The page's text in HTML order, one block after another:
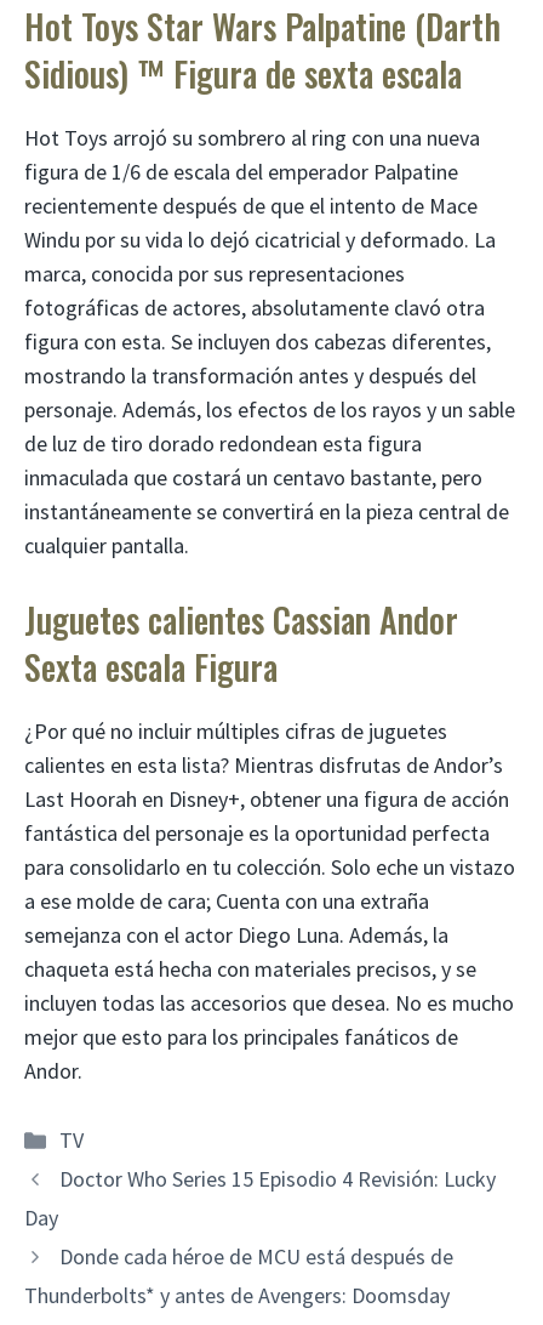
Hot Toys Star Wars Palpatine (Darth
Sidious) ™ Figura de sexta escala
Hot Toys arrojó su sombrero al ring con una nueva
figura de 1/6 de escala del emperador Palpatine
recientemente después de que el intento de Mace
Windu por su vida lo dejó cicatricial y deformado. La
marca, conocida por sus representaciones
fotográficas de actores, absolutamente clavó otra
figura con esta. Se incluyen dos cabezas diferentes,
mostrando la transformación antes y después del
personaje. Además, los efectos de los rayos y un sable
de luz de tiro dorado redondean esta figura
inmaculada que costará un centavo bastante, pero
instantáneamente se convertirá en la pieza central de
cualquier pantalla.
Juguetes calientes Cassian Andor
Sexta escala Figura
¿Por qué no incluir múltiples cifras de juguetes
calientes en esta lista? Mientras disfrutas de Andor’s
Last Hoorah en Disney+, obtener una figura de acción
fantástica del personaje es la oportunidad perfecta
para consolidarlo en tu colección. Solo eche un vistazo
a ese molde de cara; Cuenta con una extraña
semejanza con el actor Diego Luna. Además, la
chaqueta está hecha con materiales precisos, y se
incluyen todas las accesorios que desea. No es mucho
mejor que esto para los principales fanáticos de
Andor.
Categorías
TV
Doctor Who Series 15 Episodio 4 Revisión: Lucky
Day
Donde cada héroe de MCU está después de
Thunderbolts* y antes de Avengers: Doomsday